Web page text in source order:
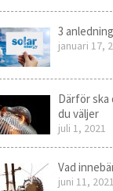
3
januari 17,
Därför ska
du väljer
juli 1, 2021
Vad
juni 11, 2021